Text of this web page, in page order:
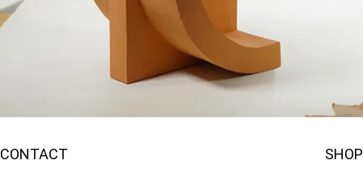
CONTACT SHOP